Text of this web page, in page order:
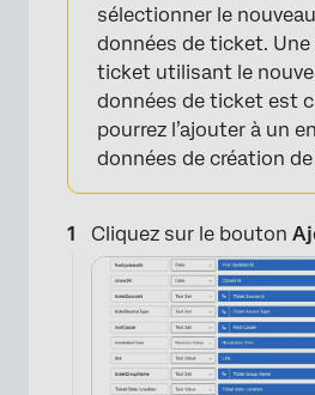
sélectionner le
données de ticket. Une
ticket utilisant le
données de ticket est
pourrez l’ajouter à un
données de création
Cliquez sur le bouton